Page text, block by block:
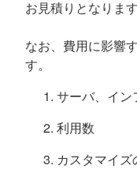
お見積りとなります
なお、費用に影響
す。
サーバ、イン
利用数
カスタマイズ